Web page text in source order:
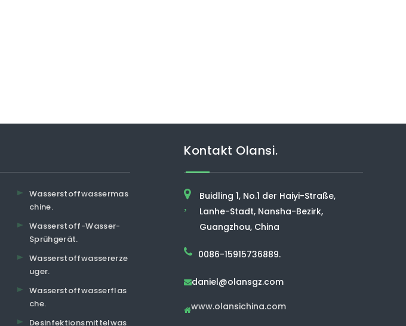
Wasserstoffwassermas
chine.
Wasserstoff-Wasser-
Sprühgerät.
Wasserstoffwassererze
uger.
Wasserstoffwasserflas
che.
Desinfektionsmittelwas
Kontakt Olansi.
,
Buidling 1, No.1 der Haiyi-Straße,
Lanhe-Stadt, Nansha-Bezirk,
Guangzhou, China
0086-15915736889.
daniel@olansgz.com
www.olansichina.com